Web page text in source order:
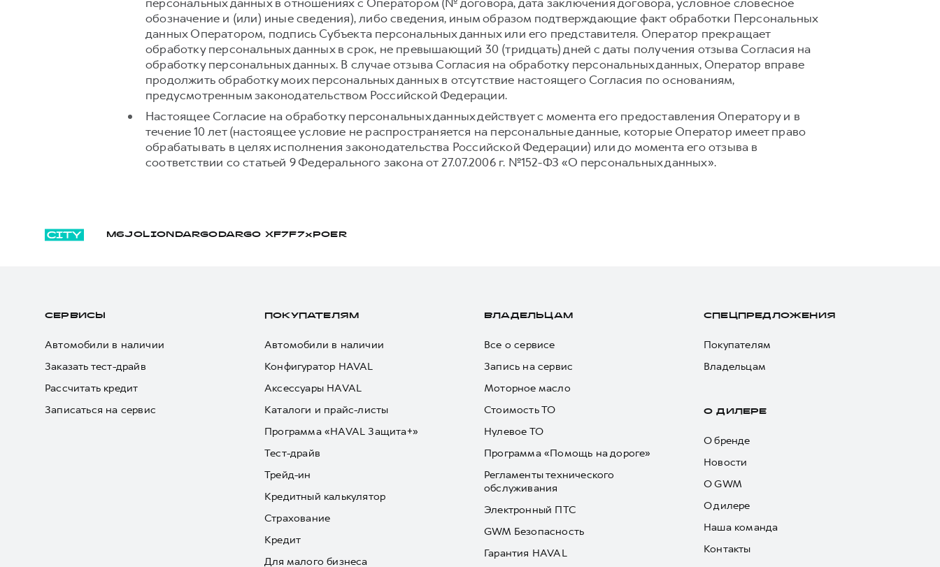
обозначение и (или) иные сведения), либо сведения, иным образом подтверждающие факт обработки Персональных
данных Оператором, подпись Субъекта персональных данных или его представителя. Оператор прекращает
обработку персональных данных в срок, не превышающий 30 (тридцать) дней с даты получения отзыва Согласия на
обработку персональных данных. В случае отзыва Согласия на обработку персональных данных, Оператор вправе
продолжить обработку моих персональных данных в отсутствие настоящего Согласия по основаниям,
предусмотренным законодательством Российской Федерации.
Настоящее Согласие на обработку персональных данных действует с момента его предоставления Оператору и в
течение 10 лет (настоящее условие не распространяется на персональные данные, которые Оператор имеет право
обрабатывать в целях исполнения законодательства Российской Федерации) или до момента его отзыва в
соответствии со статьей 9 Федерального закона от 27.07.2006 г. №152-ФЗ «О персональных данных».
M6JOLION DARGO DARGO Х F7 F7x POER
СЕРВИСЫ
Автомобили в наличии
Заказать тест-драйв
Рассчитать кредит
Записаться на сервис
ПОКУПАТЕЛЯМ
Автомобили в наличии
Конфигуратор HAVAL
Аксессуары HAVAL
Каталоги и прайс-листы
Программа «HAVAL Защита+»
Тест-драйв
Трейд-ин
Кредитный калькулятор
Страхование
Кредит
Для малого бизнеса
ВЛАДЕЛЬЦАМ
Все о сервисе
Запись на сервис
Моторное масло
Стоимость ТО
Нулевое ТО
Программа «Помощь на дороге»
Регламенты технического
обслуживания
Электронный ПТС
GWM Безопасность
Гарантия HAVAL
СПЕЦПРЕДЛОЖЕНИЯ
Покупателям
Владельцам
О ДИЛЕРЕ
О бренде
Новости
О GWM
О дилере
Наша команда
Контакты